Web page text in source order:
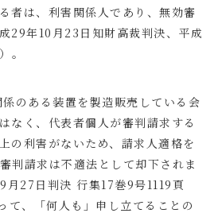
者は、利害関係人であり、無効審
29年10 月 23 日知財高裁判決、平成
。
のある装置を製造販売している会
なく、代表者個人が審判請求する
の利害がないため、請求人適格を
判請求は不適法として却下されま
9 月 27 日判決 行集17巻9号1119頁
て、「何人も」申し立てることの